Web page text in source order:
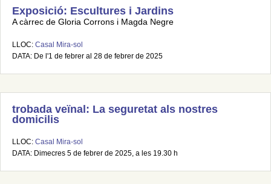
Exposició: Escultures i Jardins
A càrrec de Gloria Corrons i Magda Negre
LLOC: Casal Mira-sol
DATA: De l'1 de febrer al 28 de febrer de 2025
trobada veïnal: La seguretat als nostres
domicilis
LLOC: Casal Mira-sol
DATA: Dimecres 5 de febrer de 2025, a les 19.30 h